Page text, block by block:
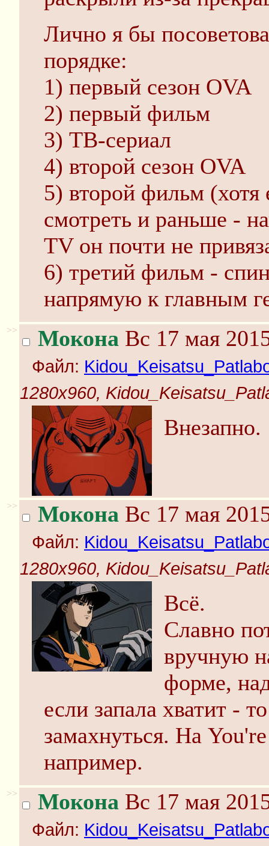
Лично я бы
порядке:
1) первый сезон OVA
2) первый фильм
3) ТВ-сериал
4) второй сезон OVA
5) второй фильм (хотя
смотреть и раньше -
TV он почти не
6) третий фильм -
напрямую к главным
>> Мокона Вс 17 мая
Файл:
1280x960,
Внезапно.
>> Мокона Вс 17 мая
Файл:
1280x960,
Всё.
Славно
вручную
форме,
если запала хватит -
замахнуться. На
например.
>> Мокона Вс 17 мая
Файл: